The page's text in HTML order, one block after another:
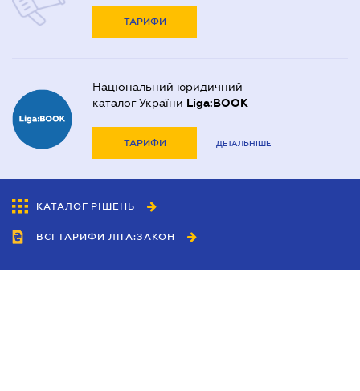
ТАРИФИ
Національний юридичний
каталог України Liga:BOOK
ТАРИФИ ДЕТАЛЬНІШЕ
КАТАЛОГ РІШЕНЬ
ВСІ ТАРИФИ ЛІГА:ЗАКОН